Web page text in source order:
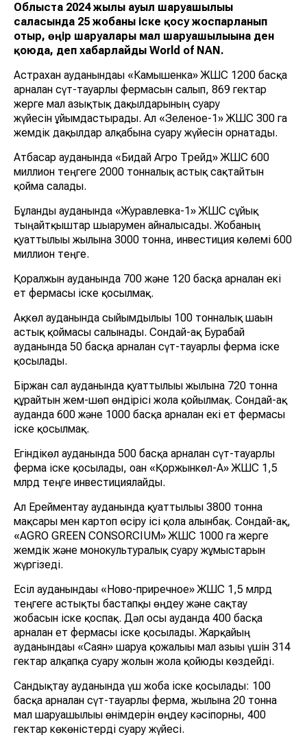
Облыста 2024 жылы ауыл шаруашылығы
саласында 25 жобаны іске қосу жоспарланып
отыр, өңір шаруалары мал шаруашылығына ден
қоюда, деп хабарлайды World of NAN.
Астрахан ауданындағы «Камышенка» ЖШС 1200 басқа
арналған сүт-тауарлы фермасын салып, 869 гектар
жерге мал азықтық дақылдарының суару
жүйесін ұйымдастырады. Ал «Зеленое-1» ЖШС 300 га
жемдік дақылдар алқабына суару жүйесін орнатады.
Атбасар ауданында «Бидай Агро Трейд» ЖШС 600
миллион теңгеге 2000 тонналық астық сақтайтын
қойма салады.
Бұланды ауданында «Журавлевка-1» ЖШС сұйық
тыңайтқыштар шығарумен айналысады. Жобаның
қуаттылығы жылына 3000 тонна, инвестиция көлемі 600
миллион теңге.
Қорғалжын ауданында 700 және 120 басқа арналған екі
ет фермасы іске қосылмақ.
Ақкөл ауданында сыйымдылығы 100 тонналық шағын
астық қоймасы салынады. Сондай-ақ Бурабай
ауданында 50 басқа арналған сүт-тауарлы ферма іске
қосылады.
Біржан сал ауданында қуаттылығы жылына 720 тонна
құрайтын жем-шөп өндірісі жолға қойылмақ. Сондай-ақ
ауданда 600 және 1000 басқа арналған екі ет фермасы
іске қосылмақ.
Егіндікөл ауданында 500 басқа арналған сүт-тауарлы
ферма іске қосылады, оған «Қоржынкөл-А» ЖШС 1,5
млрд теңге инвестициялайды.
Ал Ерейментау ауданында қуаттылығы 3800 тонна
мақсары мен картоп өсіру ісі қолға алынбақ. Сондай-ақ,
«AGRO GREEN CONSORCIUM» ЖШС 1000 га жерге
жемдік және монокультуралық суару жұмыстарын
жүргізеді.
Есіл ауданындағы «Ново-приречное» ЖШС 1,5 млрд
теңгеге астықты бастапқы өңдеу және сақтау
жобасын іске қоспақ. Дәл осы ауданда 400 басқа
арналған ет фермасы іске қосылады. Жарқайың
ауданындағы «Саян» ​​шаруа қожалығы мал азығы үшін 314
гектар алқапқа суару жолын жолға қойюды көздейді.
Сандықтау ауданында үш жоба іске қосылады: 100
басқа арналған сүт-тауарлы ферма, жылына 20 тонна
мал шаруашылығы өнімдерін өңдеу кәсіпорны, 400
гектар көкөністерді суару жүйесі.